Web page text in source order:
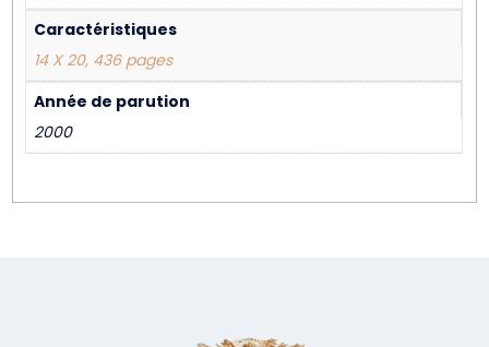
Caractéristiques
14 X 20, 436 pages
Année de parution
2000